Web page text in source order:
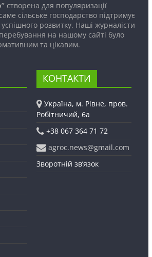
створена для популяризації
сільське господарство підтримує
розвитку. Наші журналісти
на нашому сайті було
та цікавим.
КОНТАКТИ
Україна, м. Рівне, пров.
Робітничий, 6а
+38 067 364 71 72
agroc.news@gmail.com
Зворотній зв’язок